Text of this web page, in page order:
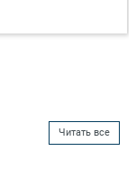
Читать все